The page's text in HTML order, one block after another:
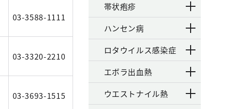
03-3588-1111
03-3320-2210
03-3693-1515
帯状疱疹
ハンセン病
ロタウイルス感染症
エボラ出血熱
ウエストナイル熱